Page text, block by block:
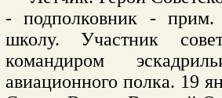
- подполковник - прим.
школу. Участник
командиром
авиационного полка. 19